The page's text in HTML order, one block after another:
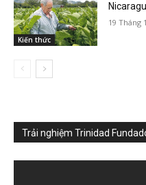
Kiến thức
19 Tháng
Trải nghiệm Trinidad